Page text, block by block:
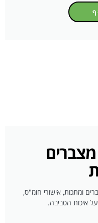
מצברים
ומתכות, אישורי חומ"ס,
איכות הסביבה.